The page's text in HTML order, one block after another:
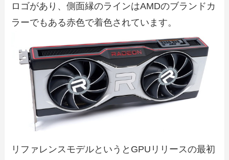
ロゴがあり、側面縁のラインはAMDのブランドカ
ラーでもある赤色で着色されています。
リファレンスモデルというとGPUリリースの最初